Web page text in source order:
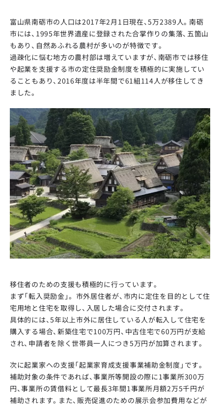
富山県南砺市の人口は2017年2月1日現在、5万2389人。南砺
市には、1995年世界遺産に登録された合掌作りの集落、五箇山
もあり、自然あふれる農村が多いのが特徴です。
過疎化に悩む地方の農村部は増えていますが、南砺市では移住
や起業を支援する市の定住奨励金制度を積極的に実施してい
ることもあり、2016年度は半年間で61組114人が移住してき
ました。
移住者のための支援も積極的に行っています。
まず「転入奨励金」。 市外居住者が、市内に定住を目的として住
宅用地と住宅を取得し、入居した場合に交付されます。
具体的には、5年以上市外に居住している人が転入して住宅を
購入する場合、新築住宅で100万円、中古住宅で60万円が支給
され、申請者を除く世帯員一人につき5万円が加算されます。
次に起業家への支援「起業家育成支援事業補助金制度」です。
補助対象の条件であれば、事業所等開設の際に1事業所300万
円、事業所の賃借料として最長3年間1事業所月額2万5千円が
補助されます。また、販売促進のための展示会参加費用などが